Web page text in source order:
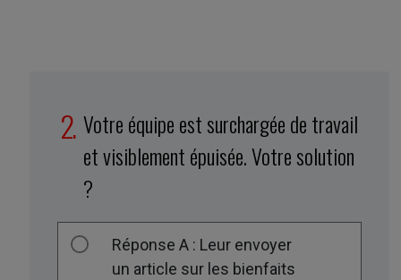
Votre équipe est surchargée de travail
et visiblement épuisée. Votre solution
?
Réponse A : Leur envoyer
un article sur les bienfaits